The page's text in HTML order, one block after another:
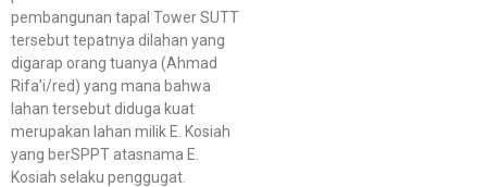
pembangunan tapal Tower SUTT
tersebut tepatnya dilahan yang
digarap orang tuanya (Ahmad
Rifa’i/red) yang mana bahwa
lahan tersebut diduga kuat
merupakan lahan milik E. Kosiah
yang berSPPT atasnama E.
Kosiah selaku penggugat.